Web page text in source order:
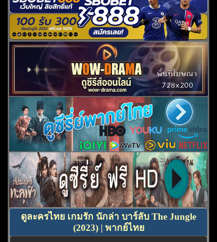
ดูละครไทย เกมรัก นักล่า บาร์ลับ The Jungle
(2023) | พากย์ไทย